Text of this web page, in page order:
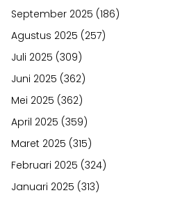
September 2025 (186)
Agustus 2025 (257)
Juli 2025 (309)
Juni 2025 (362)
Mei 2025 (362)
April 2025 (359)
Maret 2025 (315)
Februari 2025 (324)
Januari 2025 (313)